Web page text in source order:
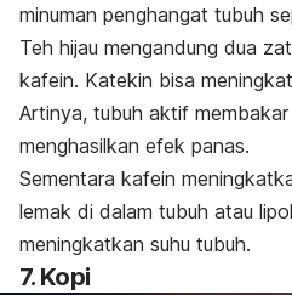
minuman penghangat tubuh
Teh hijau mengandung dua
kafein. Katekin bisa
Artinya, tubuh aktif
menghasilkan efek panas.
Sementara kafein
lemak di dalam tubuh atau
meningkatkan suhu tubuh.
7. Kopi